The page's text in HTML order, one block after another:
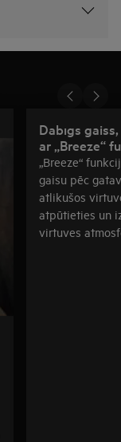
Dabīgs
ar „Breeze“
„Breeze“
gaisu pēc
atlikušos
atpūtieties un
virtuves